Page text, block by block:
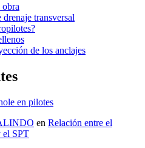
transversal
de los anclajes
en pilotes
en Relación entre el
el SPT